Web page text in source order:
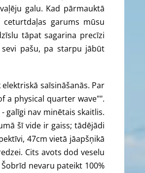
galu. Kad pārmauktā
garums mūsu
tāpat sagarina precīzi
sevi pašu, pa starpu jābūt
saīsināšanās. Par
a physical quarter wave"".
galīgi nav minētais skaitlis.
šī vide ir gaiss; tādējādi
47cm vietā jāapšņikā
Cits avots dod veselu
nevaru pateikt 100%